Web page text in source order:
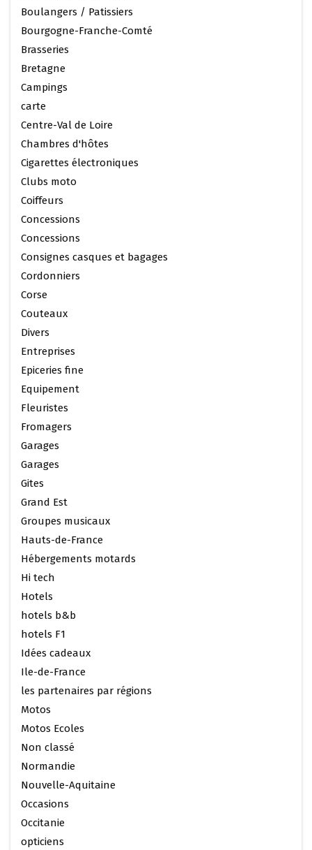
Boulangers / Patissiers
Bourgogne-Franche-Comté
Brasseries
Bretagne
Campings
carte
Centre-Val de Loire
Chambres d'hôtes
Cigarettes électroniques
Clubs moto
Coiffeurs
Concessions
Concessions
Consignes casques et bagages
Cordonniers
Corse
Couteaux
Divers
Entreprises
Epiceries fine
Equipement
Fleuristes
Fromagers
Garages
Garages
Gites
Grand Est
Groupes musicaux
Hauts-de-France
Hébergements motards
Hi tech
Hotels
hotels b&b
hotels F1
Idées cadeaux
Ile-de-France
les partenaires par régions
Motos
Motos Ecoles
Non classé
Normandie
Nouvelle-Aquitaine
Occasions
Occitanie
opticiens